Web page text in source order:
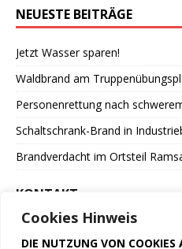
Cookies Hinweis
DIE NUTZUNG VON
NEUESTE BEITRÄGE
Jetzt Wasser sparen!
Waldbrand am
Personenrettung nach
Schaltschrank-Brand in
Brandverdacht im Ortsteil
KONTAKT